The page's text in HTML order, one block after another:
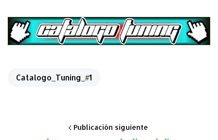
Catalogo_Tuning_#1
Publicación siguiente